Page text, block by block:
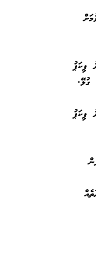
5 ބަގީ އަދި 6 ރަށު ޕިކަޕު
ގުޅޭ.
5 ބަގީ އަދި 6 ރަށު ޕިކަޕު